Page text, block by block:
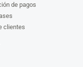
de pagos
clientes